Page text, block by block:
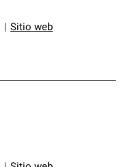
Sitio web